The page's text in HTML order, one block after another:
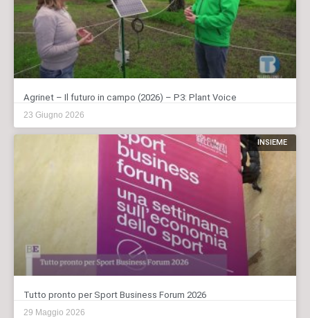
Agrinet – Il futuro in campo (2026) – P3: Plant Voice
23 Giugno 2026
INSIEME
Tutto pronto per Sport Business Forum 2026
29 Maggio 2026